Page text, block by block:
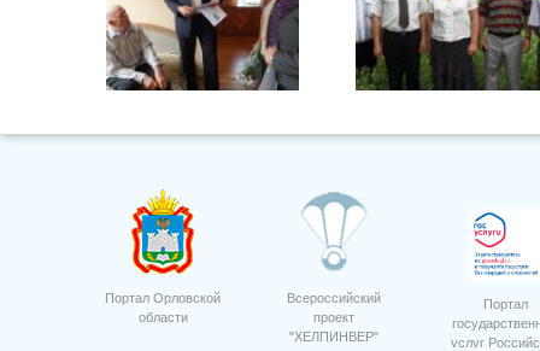
Семинар приемка посев 3
Портал Орловской
области
Всероссийский
проект
"ХЕЛПИНВЕР"
Портал
услуг